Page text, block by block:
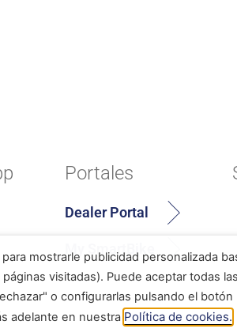
Portales
Dealer Portal
My SmartBike
mostrarle publicidad personalizada
visitadas). Puede aceptar todas
o configurarlas pulsando el botón
adelante en nuestra Política de cookies.